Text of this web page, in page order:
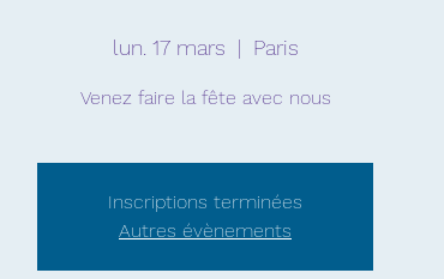
lun. 17 mars
  |
Paris
Venez faire la fête avec nous
Inscriptions terminées
Autres évènements